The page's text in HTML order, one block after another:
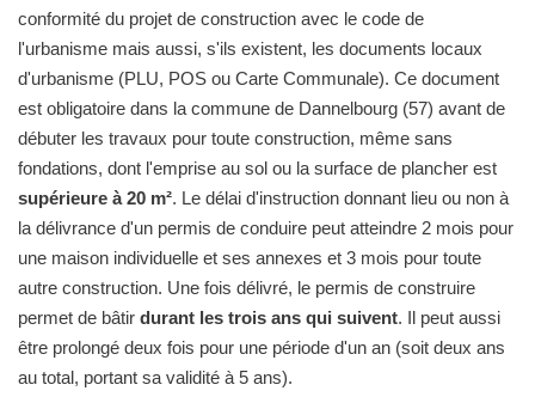
conformité du projet de construction avec le code de
l'urbanisme mais aussi, s'ils existent, les documents locaux
d'urbanisme (PLU, POS ou Carte Communale). Ce document
est obligatoire dans la commune de Dannelbourg (57) avant de
débuter les travaux pour toute construction, même sans
fondations, dont l'emprise au sol ou la surface de plancher est
supérieure à 20 m². Le délai d'instruction donnant lieu ou non à
la délivrance d'un permis de conduire peut atteindre 2 mois pour
une maison individuelle et ses annexes et 3 mois pour toute
autre construction. Une fois délivré, le permis de construire
permet de bâtir durant les trois ans qui suivent. Il peut aussi
être prolongé deux fois pour une période d'un an (soit deux ans
au total, portant sa validité à 5 ans).